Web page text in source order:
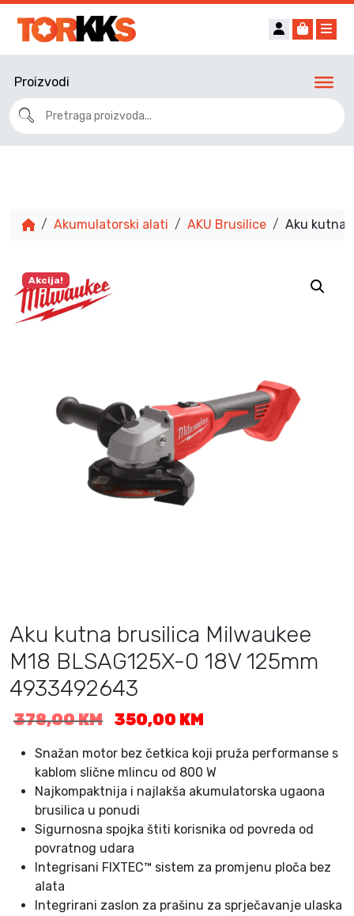
Account
Cart
Proizvodi
Akumulatorski alati AKU Brusilice Aku kutna
Akcija!
Aku kutna brusilica Milwaukee
M18 BLSAG125X-0 18V 125mm
4933492643
378,00KM
v
o
r
c
i
j
n
350,00 KM
e
n
u
a
i
e
Snažan motor bez četkica koji pruža performanse s
kablom slične mlincu od 800 W
Najkompaktnija i najlakša akumulatorska ugaona
brusilica u ponudi
Sigurnosna spojka štiti korisnika od povreda od
povratnog udara
Integrisani FIXTEC™ sistem za promjenu ploča bez
alata
Integrirani zaslon za prašinu za sprječavanje ulaska